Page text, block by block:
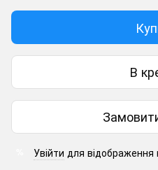
В
Увійти для відображення